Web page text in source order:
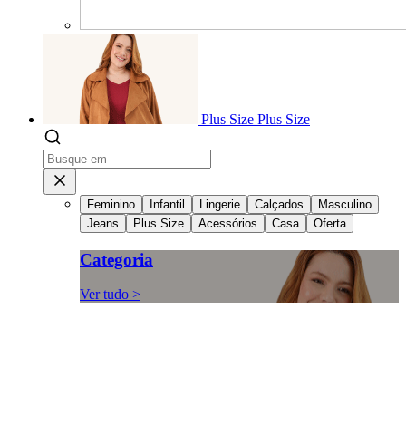
Plus Size Plus Size
Feminino Infantil Lingerie Calçados
Masculino
Jeans
Plus Size Acessórios Casa Oferta
Categoria
Ver tudo >